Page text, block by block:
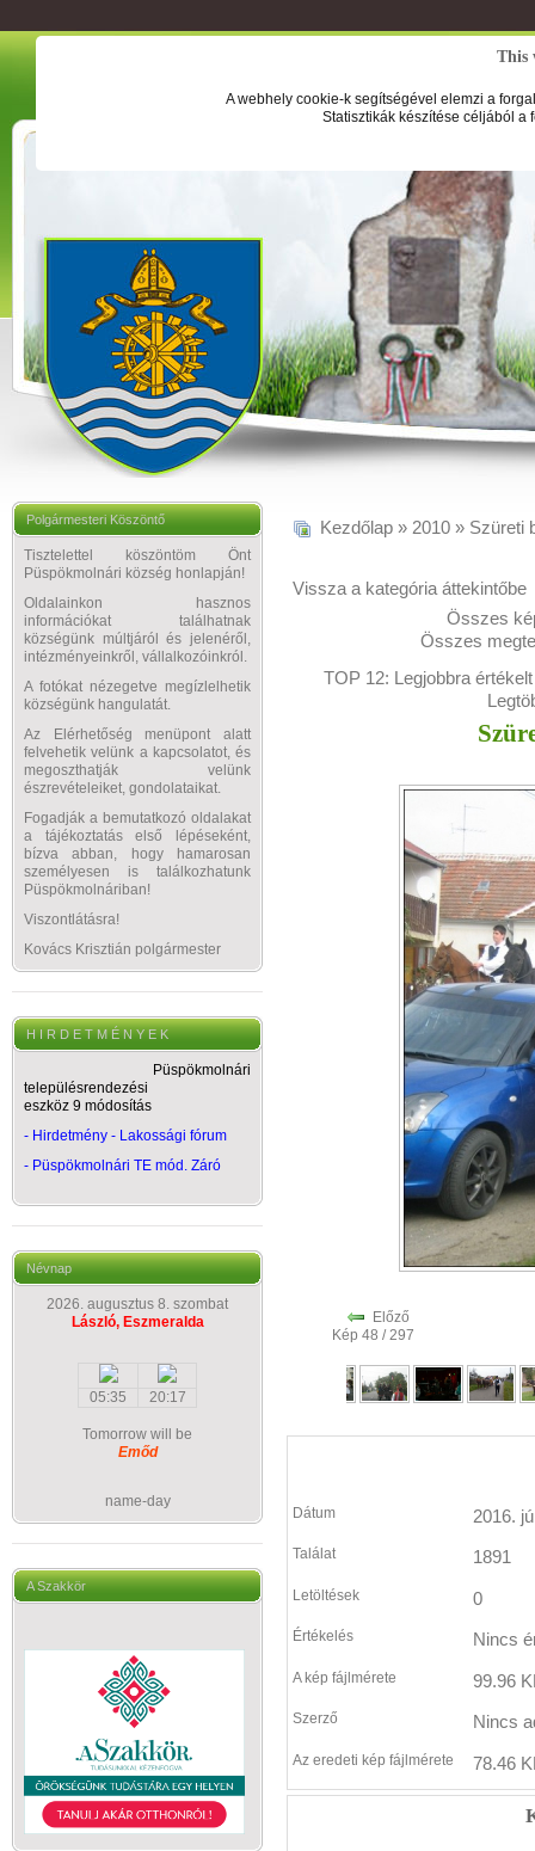
This
A webhely cookie-k segítségével elemzi a
Statisztikák készítése céljából a
Polgármesteri Köszöntő
Tisztelettel köszöntöm Önt
Püspökmolnári község honlapján!
Oldalainkon hasznos
információkat találhatnak
községünk múltjáról és jelenéről,
intézményeinkről, vállalkozóinkról.
A fotókat nézegetve megízlelhetik
községünk hangulatát.
Az Elérhetőség menüpont alatt
felvehetik velünk a kapcsolatot, és
megoszthatják velünk
észrevételeiket, gondolataikat.
Fogadják a bemutatkozó oldalakat
a tájékoztatás első lépéseként,
bízva abban, hogy hamarosan
személyesen is találkozhatunk
Püspökmolnáriban!
Viszontlátásra!
Kovács Krisztián polgármester
H I R D E T M É N Y E K
Püspökmolnári
településrendezési
eszköz 9 módosítás
- Hirdetmény - Lakossági fórum
- Püspökmolnári TE mód. Záró
Névnap
2026. augusztus 8. szombat
László, Eszmeralda
05:35 20:17
Tomorrow will be
Emőd
name-day
A Szakkör
Kezdőlap » 2010 » Szüreti
Vissza a kategória áttekintőbe
Összes
Összes
TOP 12: Legjobbra értékelt
Előző
Kép 48 / 297
Dátum 2016.
Találat 1891
Letöltések 0
Értékelés Nincs
A kép fájlmérete 99.96
Szerző Nincs
Az eredeti kép fájlmérete 78.46